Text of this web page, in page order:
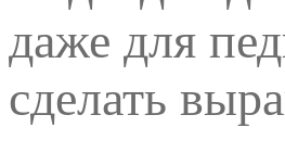
даже для
сделать